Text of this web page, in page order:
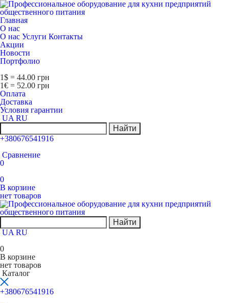
Главная
О нас
О нас Услуги Контакты
Акции
Новости
Портфолио
1$ = 44.00 грн
1€ = 52.00 грн
Оплата
Доставка
Условия гарантии
UA RU
Найти
+380676541916
Сравнение
0
0
В корзине
нет товаров
Найти
UA RU
0
В корзине
нет товаров
Каталог
+380676541916